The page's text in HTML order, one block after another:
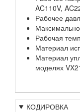
AC110V,
Рабочее
Рабочая
Материал
Материал
моделях
КОДИРОВКА